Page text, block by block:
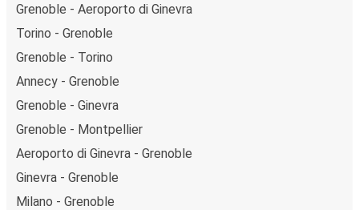
Grenoble - Aeroporto di Ginevra
Torino - Grenoble
Grenoble - Torino
Annecy - Grenoble
Grenoble - Ginevra
Grenoble - Montpellier
Aeroporto di Ginevra - Grenoble
Ginevra - Grenoble
Milano - Grenoble